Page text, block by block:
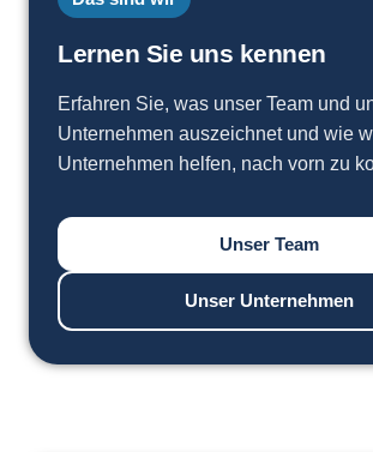
Lernen Sie uns kennen
Erfahren Sie, was unser Team und
Unternehmen auszeichnet und wie
Unternehmen helfen, nach vorn zu
Unser Team
Unser Unternehmen